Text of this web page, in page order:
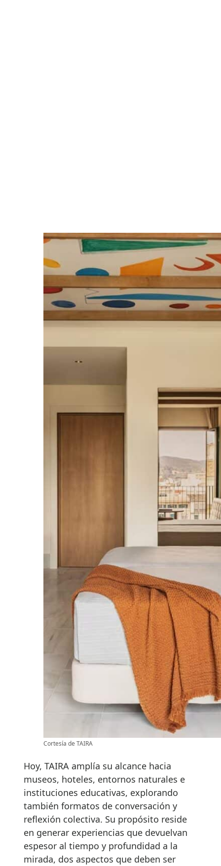
Cortesía de TAIRA
Hoy, TAIRA amplía su alcance hacia
museos, hoteles, entornos naturales e
instituciones educativas, explorando
también formatos de conversación y
reflexión colectiva. Su propósito reside
en generar experiencias que devuelvan
espesor al tiempo y profundidad a la
mirada, dos aspectos que deben ser